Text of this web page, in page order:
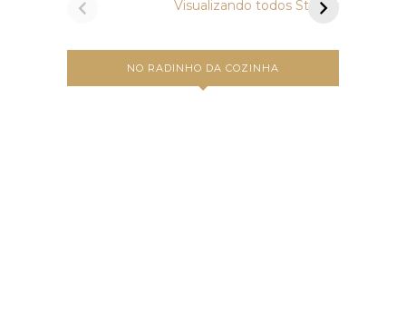
Visualizando todos Stories
NO RADINHO DA COZINHA